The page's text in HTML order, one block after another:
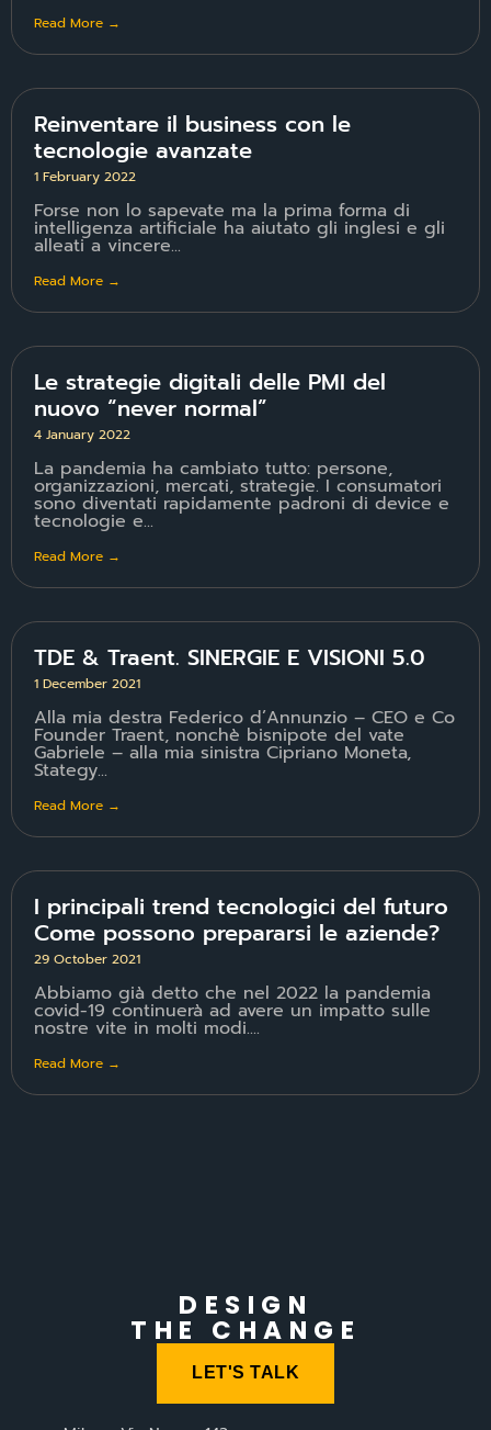
Read More →
Reinventare il business con le
tecnologie avanzate
1 February 2022
Forse non lo sapevate ma la prima forma di
intelligenza artificiale ha aiutato gli inglesi e gli
alleati a vincere...
Read More →
Le strategie digitali delle PMI del
nuovo “never normal”
4 January 2022
La pandemia ha cambiato tutto: persone,
organizzazioni, mercati, strategie. I consumatori
sono diventati rapidamente padroni di device e
tecnologie e...
Read More →
TDE & Traent. SINERGIE E VISIONI 5.0
1 December 2021
Alla mia destra Federico d’Annunzio – CEO e Co
Founder Traent, nonchè bisnipote del vate
Gabriele – alla mia sinistra Cipriano Moneta,
Stategy...
Read More →
I principali trend tecnologici del futuro
Come possono prepararsi le aziende?
29 October 2021
Abbiamo già detto che nel 2022 la pandemia
covid-19 continuerà ad avere un impatto sulle
nostre vite in molti modi....
Read More →
DESIGN
THE CHANGE
LET'S TALK